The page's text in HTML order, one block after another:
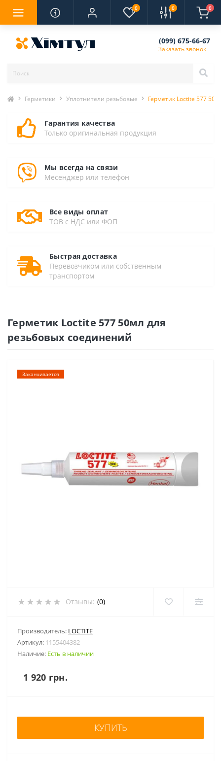
0 0 0
(099) 675-66-67
Заказать звонок
Герметики Уплотнители резьбовые Герметик Loctite 577
Гарантия качества
Только оригинальная продукция
Мы всегда на связи
Месенджер или телефон
Все виды оплат
ТОВ с НДС или ФОП
Быстрая доставка
Перевозчиком или собственным
транспортом
Герметик Loctite 577 50мл для
резьбовых соединений
Заканчивается
Отзывы: (0)
Производитель: LOCTITE
Артикул: 1155404382
Наличие: Есть в наличии
1 920 грн.
КУПИТЬ